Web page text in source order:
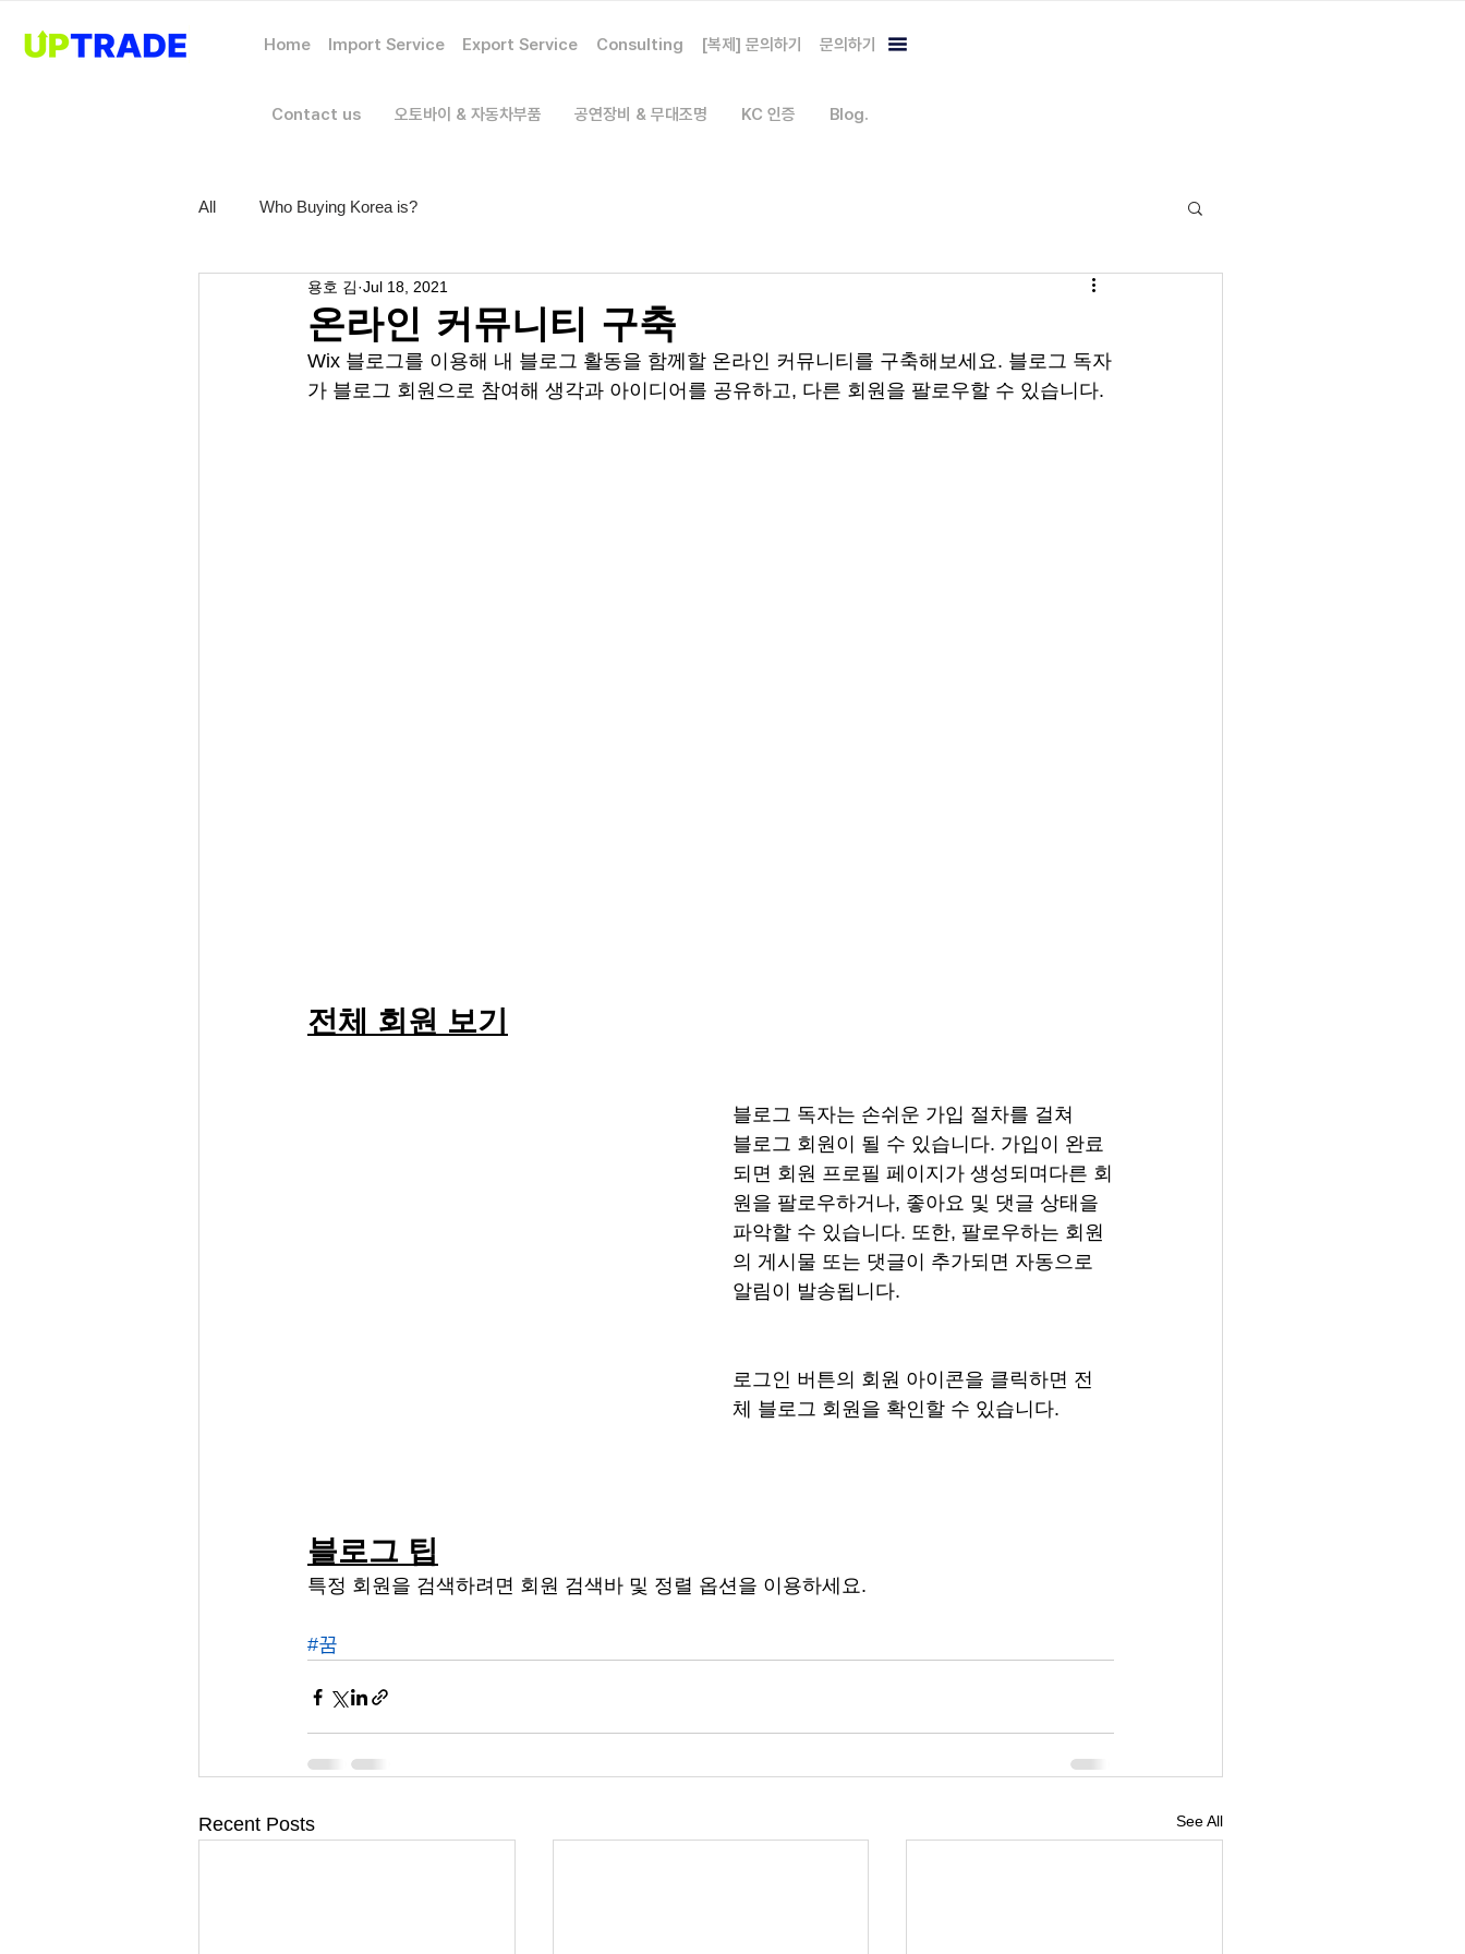
Home Import Service Export Service Consulting [복제] 문의하기 문의하기
Contact us 오토바이 & 자동차부품 공연장비 & 무대조명 KC 인증 Blog.
All Who Buying Korea is?
온라인 커뮤니티 구축
용호 김 Jul 18, 2021
Wix 블로그를 이용해 내 블로그 활동을 함께할 온라인 커뮤니티를 구축해보세요. 블로그 독자
가 블로그 회원으로 참여해 생각과 아이디어를 공유하고, 다른 회원을 팔로우할 수 있습니다.
전체 회원 보기
블로그 독자는 손쉬운 가입 절차를 걸쳐
블로그 회원이 될 수 있습니다. 가입이 완료
되면 회원 프로필 페이지가 생성되며다른 회
원을 팔로우하거나, 좋아요 및 댓글 상태을
파악할 수 있습니다. 또한, 팔로우하는 회원
의 게시물 또는 댓글이 추가되면 자동으로
알림이 발송됩니다.
로그인 버튼의 회원 아이콘을 클릭하면 전
체 블로그 회원을 확인할 수 있습니다.
블로그 팁
특정 회원을 검색하려면 회원 검색바 및 정렬 옵션을 이용하세요.
#꿈
Recent Posts See All